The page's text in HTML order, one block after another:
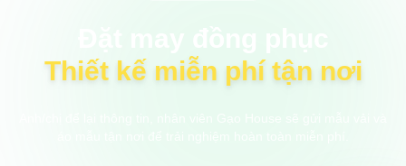
Thiết kế miễn phí tận nơi